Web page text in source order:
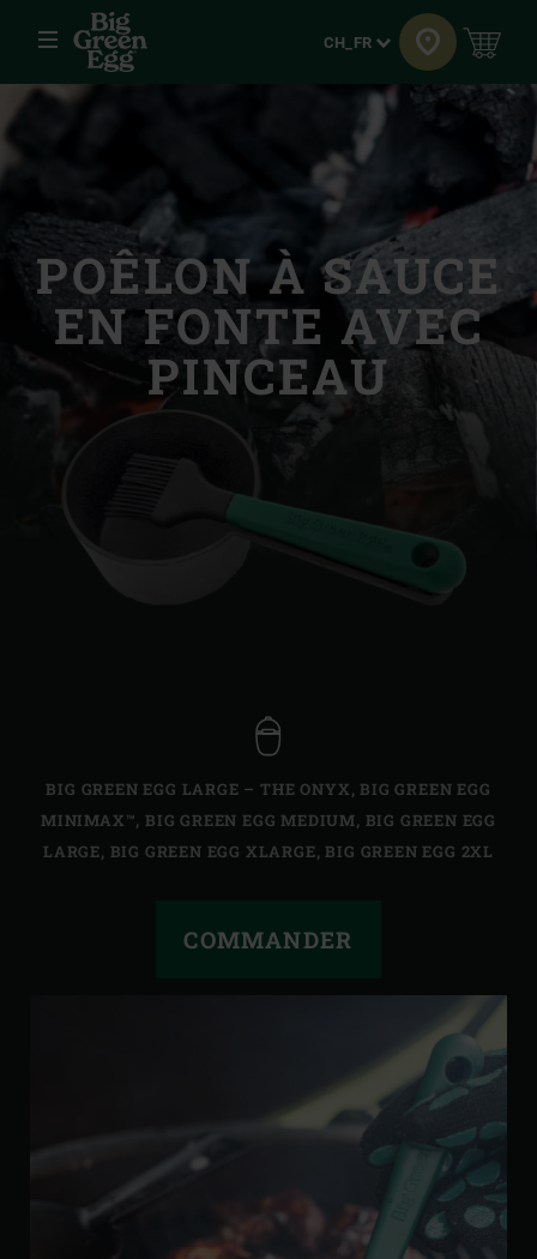
Menu Langue
CH_FR
POÊLON À SAUCE
EN FONTE AVEC
PINCEAU
BIG GREEN EGG LARGE – THE ONYX,BIG GREEN EGG
MINIMAX™, BIG GREEN EGG MEDIUM, BIG GREEN EGG
LARGE, BIG GREEN EGG XLARGE,BIG GREEN EGG 2XL
COMMANDER